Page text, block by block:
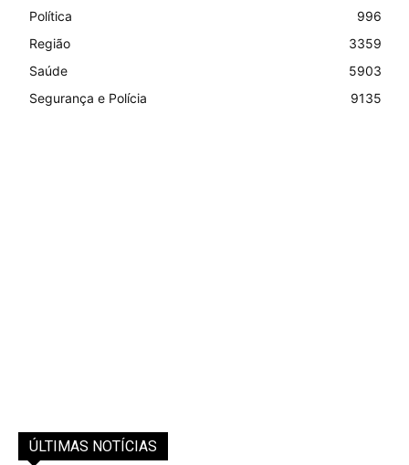
Política
996
Região
3359
Saúde
5903
Segurança e Polícia
9135
ÚLTIMAS NOTÍCIAS